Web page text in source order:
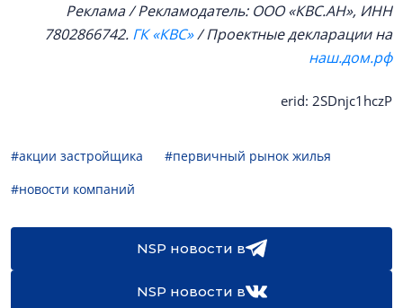
Реклама / Рекламодатель: ООО «КВС.АН», ИНН
7802866742. ГК «КВС»/ Проектные декларации на
наш.дом.рф
erid: 2SDnjc1hczP
#акции застройщика
#первичный рынок жилья
#новости компаний
NSP новости в
NSP новости в